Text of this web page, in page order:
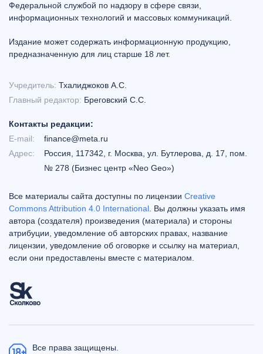
Федеральной службой по надзору в сфере связи,
информационных технологий и массовых коммуникаций.
Издание может содержать информационную продукцию,
предназначенную для лиц старше 18 лет.
Учредитель: Тхалиджоков А.С.
Главный редактор: Бреговский С.С.
Контакты редакции:
E-mail:
finance@meta.ru
Адрес:
Россия, 117342, г. Москва, ул. Бутлерова, д. 17, пом.
№ 278 (Бизнес центр «Neo Geo»)
Все материалы сайта доступны по лицензии Creative
Commons Attribution 4.0 International. Вы должны указать имя
автора (создателя) произведения (материала) и стороны
атрибуции, уведомление об авторских правах, название
лицензии, уведомление об оговорке и ссылку на материал,
если они предоставлены вместе с материалом.
Все права защищены.